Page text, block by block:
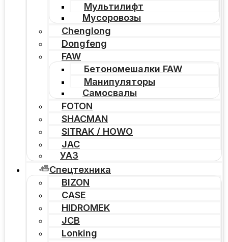
Мультилифт
Мусоровозы
Chenglong
Dongfeng
FAW
Бетономешалки FAW
Манипуляторы
Самосвалы
FOTON
SHACMAN
SITRAK / HOWO
JAC
УАЗ
Спецтехника
BIZON
CASE
HIDROMEK
JCB
Lonking